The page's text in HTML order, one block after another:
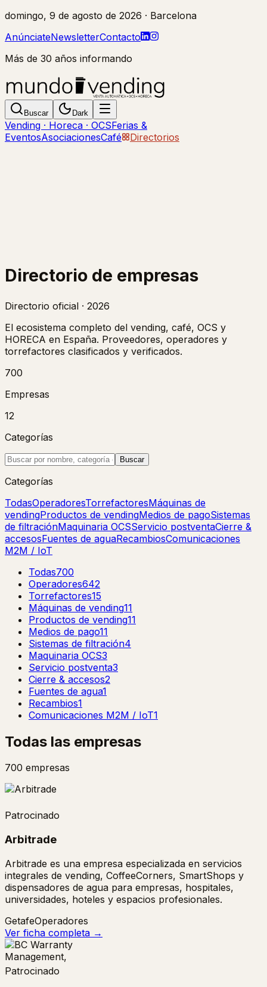
domingo, 9 de agosto de 2026 · Barcelona
AnúnciateNewsletterContacto
Más de 30 años informando
Buscar Dark
Vending · Horeca · OCSFerias &
EventosAsociacionesCafé Directorios
Directorio de empresas
Directorio oficial · 2026
El ecosistema completo del vending, café, OCS y
HORECA en España. Proveedores, operadores y
torrefactores clasificados y verificados.
700
Empresas
12
Categorías
Buscar
Categorías
TodasOperadoresTorrefactoresMáquinas de
vendingProductos de vendingMedios de pagoSistemas
de filtraciónMaquinaria OCSServicio postventaCierre &
accesosFuentes de aguaRecambiosComunicaciones
M2M / IoT
Todas700
Operadores642
Torrefactores15
Máquinas de vending11
Productos de vending11
Medios de pago11
Sistemas de filtración4
Maquinaria OCS3
Servicio postventa3
Cierre & accesos2
Fuentes de agua1
Recambios1
Comunicaciones M2M / IoT1
Todas las empresas
700 empresas
Patrocinado
Arbitrade
Arbitrade es una empresa especializada en servicios
integrales de vending, CoffeeCorners, SmartShops y
dispensadores de agua para empresas, hospitales,
universidades, hoteles y espacios profesionales.
GetafeOperadores
Ver ficha completa →
Patrocinado